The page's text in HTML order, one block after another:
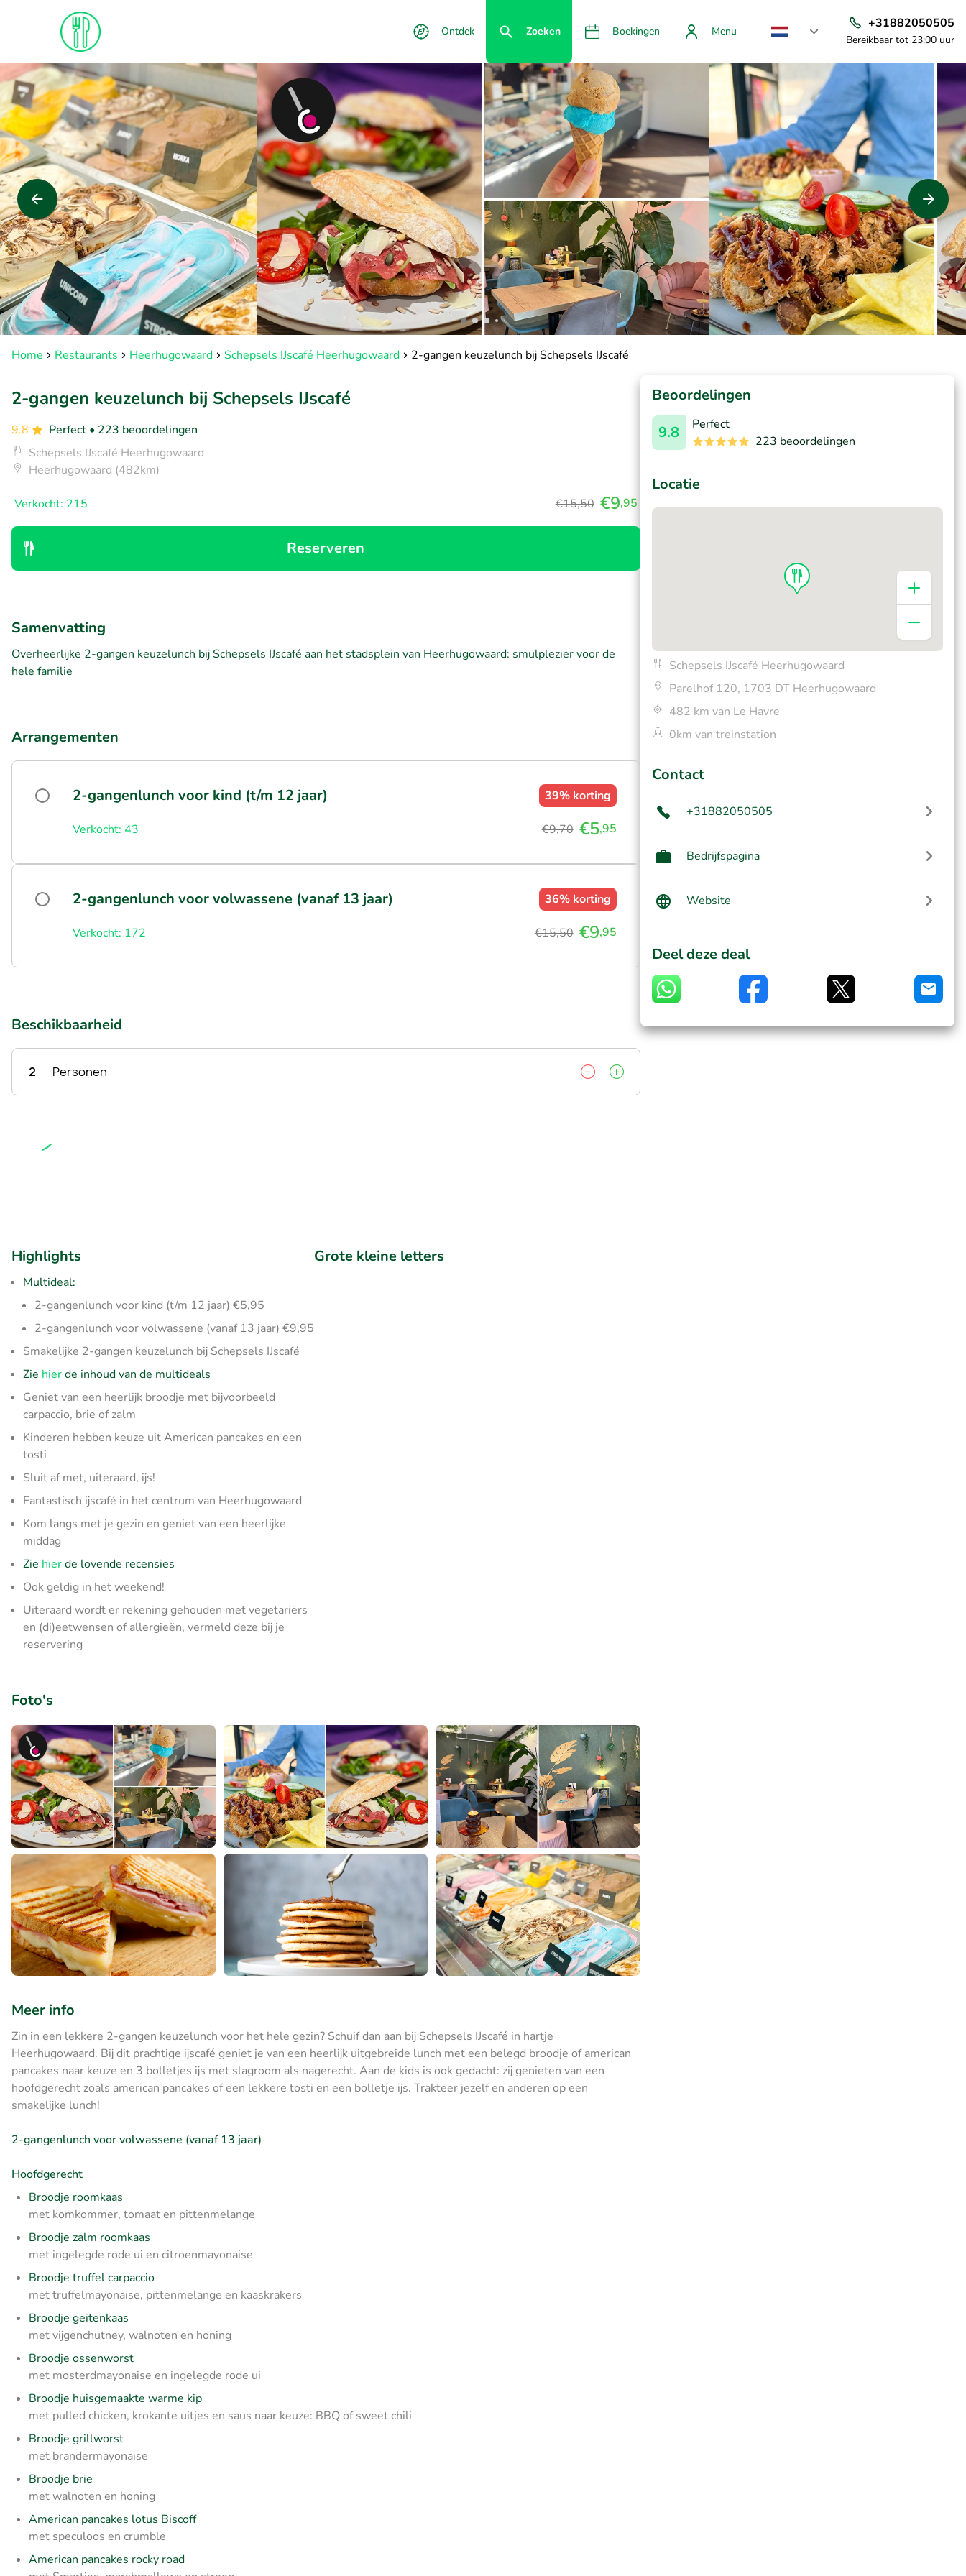
Ontdek Zoeken Boekingen Menu
+31882050505
Bereikbaar tot 23:00 uur
Home Restaurants Heerhugowaard Schepsels IJscafé Heerhugowaard 2-gangen keuzelunch bij Schepsels IJscafé
2-gangen keuzelunch bij Schepsels IJscafé
9.8 Perfect • 223 beoordelingen
Schepsels IJscafé Heerhugowaard
Heerhugowaard (482km)
Verkocht: 215 €15,50 €9,95
Reserveren
Samenvatting
Overheerlijke 2-gangen keuzelunch bij Schepsels IJscafé aan het stadsplein van Heerhugowaard: smulplezier voor de
hele familie
Arrangementen
2-gangenlunch voor kind (t/m 12 jaar) 39% korting
Verkocht: 43 €9,70 €5,95
2-gangenlunch voor volwassene (vanaf 13 jaar) 36% korting
Verkocht: 172 €15,50 €9,95
Beschikbaarheid
2 Personen
Highlights
Multideal:
2-gangenlunch voor kind (t/m 12 jaar) €5,95
2-gangenlunch voor volwassene (vanaf 13 jaar) €9,95
Smakelijke 2-gangen keuzelunch bij Schepsels IJscafé
Zie hierde inhoud van de multideals
Geniet van een heerlijk broodje met bijvoorbeeld
carpaccio, brie of zalm
Kinderen hebben keuze uit American pancakes en een
tosti
Sluit af met, uiteraard, ijs!
Fantastisch ijscafé in het centrum van Heerhugowaard
Kom langs met je gezin en geniet van een heerlijke
middag
Zie hierde lovende recensies
Ook geldig in het weekend!
Uiteraard wordt er rekening gehouden met vegetariërs
en (di)eetwensen of allergieën, vermeld deze bij je
reservering
Grote kleine letters
Foto's
Meer info
Zin in een lekkere 2-gangen keuzelunch voor het hele gezin? Schuif dan aan bij Schepsels IJscafé in hartje
Heerhugowaard. Bij dit prachtige ijscafé geniet je van een heerlijk uitgebreide lunch met een belegd broodje of american
pancakes naar keuze en 3 bolletjes ijs met slagroom als nagerecht. Aan de kids is ook gedacht: zij genieten van een
hoofdgerecht zoals american pancakes of een lekkere tosti en een bolletje ijs. Trakteer jezelf en anderen op een
smakelijke lunch!
2-gangenlunch voor volwassene (vanaf 13 jaar)
Hoofdgerecht
Broodje roomkaas
met komkommer, tomaat en pittenmelange
Broodje zalm roomkaas
met ingelegde rode ui en citroenmayonaise
Broodje truffel carpaccio
met truffelmayonaise, pittenmelange en kaaskrakers
Broodje geitenkaas
met vijgenchutney, walnoten en honing
Broodje ossenworst
met mosterdmayonaise en ingelegde rode ui
Broodje huisgemaakte warme kip
met pulled chicken, krokante uitjes en saus naar keuze: BBQ of sweet chili
Broodje grillworst
met brandermayonaise
Broodje brie
met walnoten en honing
American pancakes lotus Biscoff
met speculoos en crumble
American pancakes rocky road
Beoordelingen
9.8
Perfect
223 beoordelingen
Locatie
Schepsels IJscafé Heerhugowaard
Parelhof 120, 1703 DT Heerhugowaard
482 km van Le Havre
0km van treinstation
Contact
+31882050505
Bedrijfspagina
Website
Deel deze deal